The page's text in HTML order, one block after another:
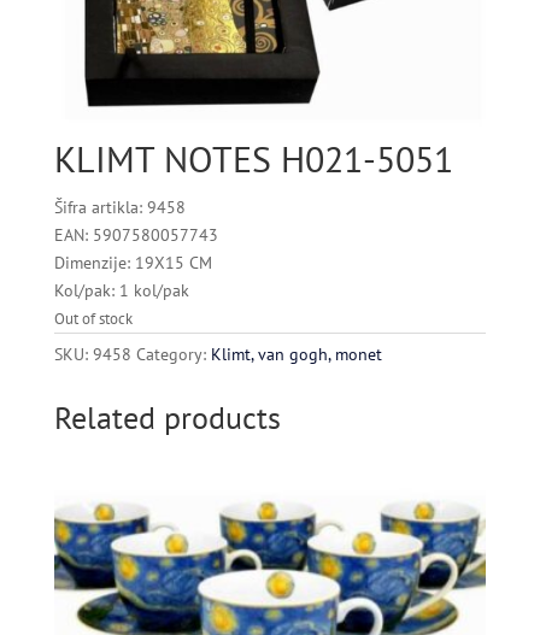
KLIMT NOTES H021-5051
Šifra artikla: 9458
EAN: 5907580057743
Dimenzije: 19X15 CM
Kol/pak: 1 kol/pak
Out of stock
SKU: 9458 Category: Klimt, van gogh, monet
Related products